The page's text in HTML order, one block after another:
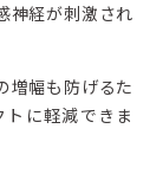
神経が刺激され
増幅も防げるた
に軽減できま